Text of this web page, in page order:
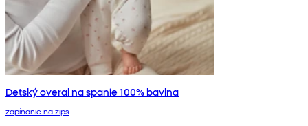
Detský overal na spanie 100% bavlna
zapínanie na zips